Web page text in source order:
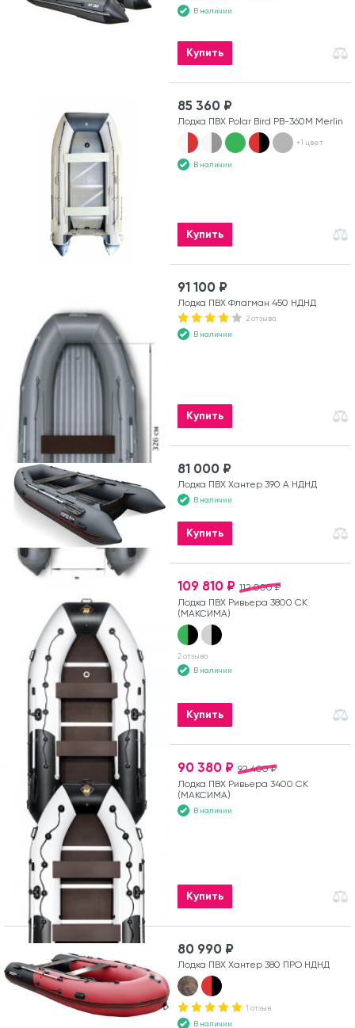
В наличии
Купить
85 360 ₽
Лодка ПВХ Polar Bird PB-360M Merlin
+1 цвет
В наличии
Купить
91 100 ₽
Лодка ПВХ Флагман 450 НДНД
2 отзыва
В наличии
Купить
81 000 ₽
Лодка ПВХ Хантер 390 А НДНД
В наличии
Купить
112 000 ₽
109 810 ₽
Лодка ПВХ Ривьера 3800 СК
(МАКСИМА)
2 отзыва
В наличии
Купить
92 400 ₽
90 380 ₽
Лодка ПВХ Ривьера 3400 СК
(МАКСИМА)
В наличии
Купить
80 990 ₽
Лодка ПВХ Хантер 380 ПРО НДНД
1 отзыв
В наличии